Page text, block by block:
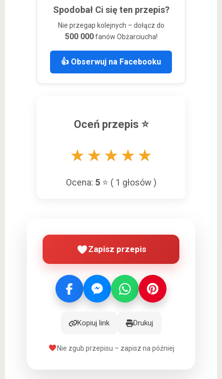
Spodobał Ci się ten przepis?
Nie przegap kolejnych – dołącz do
500 000fanów Obżarciucha!
👍 Obserwuj na Facebooku
Oceń przepis ⭐
★ ★ ★ ★ ★
Ocena: 5⭐ ( 1 głosów )
Zapisz przepis
Kopiuj link Drukuj
Nie zgub przepisu – zapisz na później